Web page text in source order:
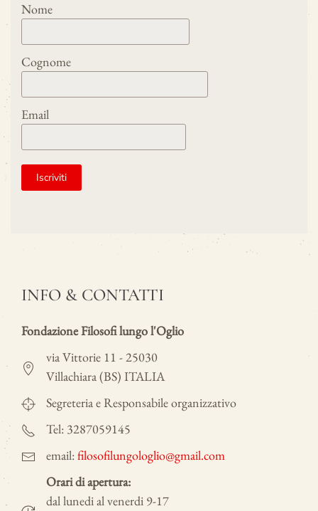
Nome
Cognome
Email
INFO & CONTATTI
Fondazione Filosofi lungo l'Oglio
via Vittorie 11 - 25030
Villachiara (BS) ITALIA
Segreteria e Responsabile organizzativo
Tel: 3287059145
email:filosofilungologlio@gmail.com
Orari di apertura:
dal lunedi al venerdi 9-17